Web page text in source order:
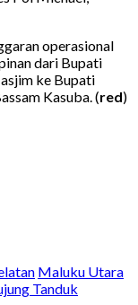
operasional
dari Bupati
ke Bupati
Kasuba. (red)
Maluku Utara
Tanduk